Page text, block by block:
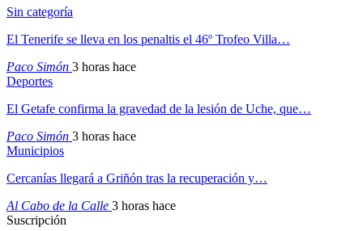
Sin categoría
El Tenerife se lleva en los penaltis el 46º Trofeo Villa…
Paco Simón 3 horas hace
Deportes
El Getafe confirma la gravedad de la lesión de Uche, que…
Paco Simón 3 horas hace
Municipios
Cercanías llegará a Griñón tras la recuperación y…
Al Cabo de la Calle 3 horas hace
Suscripción